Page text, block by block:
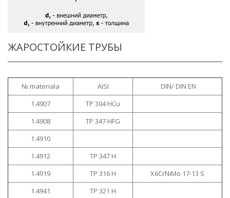
ЖАРОСТОЙКИЕ ТРУБЫ
№ materiala AISI
DIN/ DIN EN
1.4907
TP 304 HCu
1.4908
TP 347 HFG
1.4910
1.4912
TP 347 H
1.4919
TP 316 H
X6CrNiMo 17-13 S
1.4941
TP 321 H